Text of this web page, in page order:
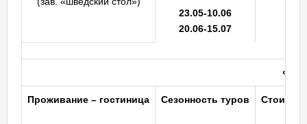
23.05-10.06
20.06-15.07
«
Проживание – гостиница Сезонность туров